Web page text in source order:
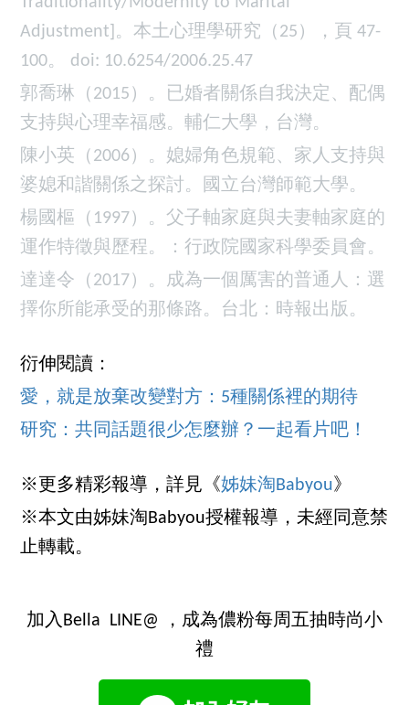
Adjustment]。本土心理學研究（25），頁 47-
100。 doi: 10.6254/2006.25.47
郭喬琳（2015）。已婚者關係自我決定、配偶
支持與心理幸福感。輔仁大學，台灣。
陳小英（2006）。媳婦角色規範、家人支持與
婆媳和諧關係之探討。國立台灣師範大學。
楊國樞（1997）。父子軸家庭與夫妻軸家庭的
運作特徵與歷程。：行政院國家科學委員會。
達達令（2017）。成為一個厲害的普通人：選
擇你所能承受的那條路。台北：時報出版。
衍伸閱讀：
愛，就是放棄改變對方：5種關係裡的期待
研究：共同話題很少怎麼辦？一起看片吧！
※更多精彩報導，詳見《姊妹淘Babyou》
※本文由姊妹淘Babyou授權報導，未經同意禁
止轉載。
加入Bella LINE@ ，成為儂粉每周五抽時尚小
禮